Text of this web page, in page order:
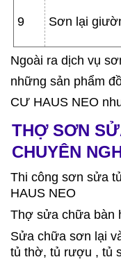
9 Sơn lại
Ngoài ra dịch vụ
những sản phẩm
CƯ HAUS NEO
THỢ SƠN
CHUYÊN
Thi công sơn sửa
HAUS NEO
Thợ sửa chữa bàn
Sửa chữa sơn lại
tủ thờ, tủ rượu , tủ